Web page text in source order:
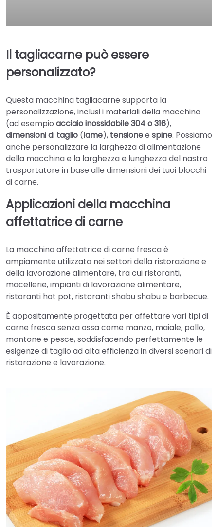
Il tagliacarne può essere
personalizzato?
Questa macchina tagliacarne supporta la
personalizzazione, inclusi i materiali della macchina
(ad esempio acciaio inossidabile 304 o 316),
dimensioni di taglio (lame), tensionee spine. Possiamo
anche personalizzare la larghezza di alimentazione
della macchina e la larghezza e lunghezza del nastro
trasportatore in base alle dimensioni dei tuoi blocchi
di carne.
Applicazioni della macchina
affettatrice di carne
La macchina affettatrice di carne fresca è
ampiamente utilizzata nei settori della ristorazione e
della lavorazione alimentare, tra cui ristoranti,
macellerie, impianti di lavorazione alimentare,
ristoranti hot pot, ristoranti shabu shabu e barbecue.
È appositamente progettata per affettare vari tipi di
carne fresca senza ossa come manzo, maiale, pollo,
montone e pesce, soddisfacendo perfettamente le
esigenze di taglio ad alta efficienza in diversi scenari di
ristorazione e lavorazione.